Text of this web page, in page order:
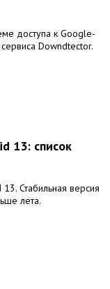
доступа к Google-
Downdtector.
13: список
Стабильная версия
лета.